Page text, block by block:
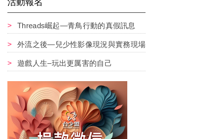
活動報名
Threads崛起—青鳥行動的真假訊息
外流之後—兒少性影像現況與實務現場
遊戲人生–玩出更厲害的自己